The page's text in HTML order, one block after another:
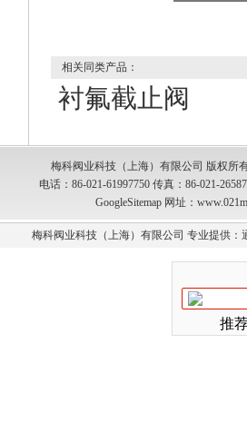
相关同类产品：
衬氟截止阀
梅科阀业科技（上海）有限公司 版权所
电话：86-021-61997750 传真：86-021-
GoogleSitemap 网址：
梅科阀业科技（上海）有限公司 专业提供
推